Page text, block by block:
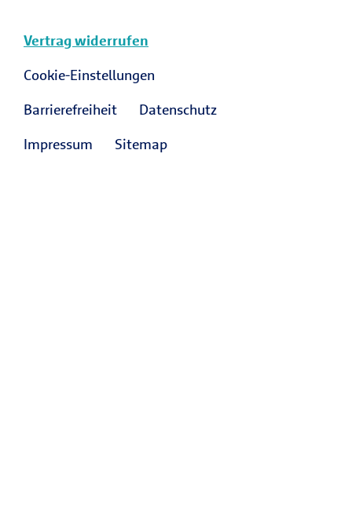
Vertrag widerrufen
Cookie-Einstellungen
Barrierefreiheit
Datenschutz
Impressum
Sitemap